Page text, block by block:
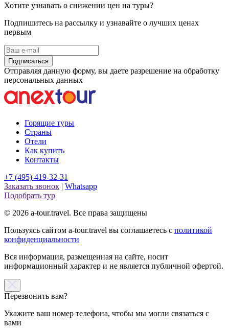
Хотите узнавать о снижении цен на туры?
Подпишитесь на рассылку и узнавайте о лучших ценах
первым
Подписаться
Отправляя данную форму, вы даете разрешение на обработку
персональных данных
Горящие туры
Страны
Отели
Как купить
Контакты
+7 (495) 419-32-31
Заказать звонок | Whatsapp
Подобрать тур
© 2026 a-tour.travel. Все права защищены
Пользуясь сайтом a-tour.travel вы соглашаетесь с политикой
конфиденциальности
Вся информация, размещенная на сайте, носит
информационный характер и не является публичной офертой.
Перезвонить вам?
Укажите ваш номер телефона, чтобы мы могли связаться с
вами